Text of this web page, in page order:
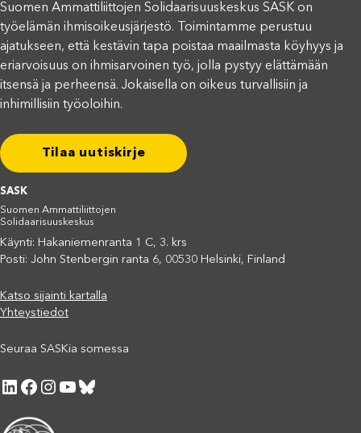
Suomen Ammattiliittojen Solidaarisuuskeskus SASK on
työelämän ihmisoikeusjärjestö. Toimintamme perustuu
ajatukseen, että kestävin tapa poistaa maailmasta köyhyys ja
eriarvoisuus on ihmisarvoinen työ, jolla pystyy elättämään
itsensä ja perheensä. Jokaisella on oikeus turvallisiin ja
inhimillisiin työoloihin.
Tilaa uutiskirje
SASK
Suomen Ammattiliittojen
Solidaarisuuskeskus
Käynti: Hakaniemenranta 1 C, 3. krs
Posti: John Stenbergin ranta 6, 00530 Helsinki, Finland
Katso sijainti kartalla
Yhteystiedot
Seuraa SASKia somessa
LinkedIn Facebook Instagram YouTube Bluesky